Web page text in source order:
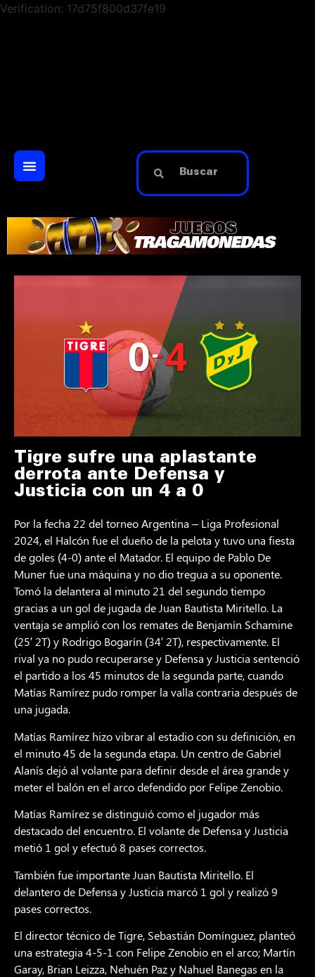
Verification: 17d75f800d37fe19
Tigre sufre una aplastante
derrota ante Defensa y
Justicia con un 4 a 0
Por la fecha 22 del torneo Argentina – Liga Profesional
2024, el Halcón fue el dueño de la pelota y tuvo una fiesta
de goles (4-0) ante el Matador. El equipo de Pablo De
Muner fue una máquina y no dio tregua a su oponente.
Tomó la delantera al minuto 21 del segundo tiempo
gracias a un gol de jugada de Juan Bautista Miritello. La
ventaja se amplió con los remates de Benjamín Schamine
(25′ 2T) y Rodrigo Bogarín (34′ 2T), respectivamente. El
rival ya no pudo recuperarse y Defensa y Justicia sentenció
el partido a los 45 minutos de la segunda parte, cuando
Matías Ramírez pudo romper la valla contraria después de
una jugada.
Matías Ramírez hizo vibrar al estadio con su definición, en
el minuto 45 de la segunda etapa. Un centro de Gabriel
Alanís dejó al volante para definir desde el área grande y
meter el balón en el arco defendido por Felipe Zenobio.
Matías Ramírez se distinguió como el jugador más
destacado del encuentro. El volante de Defensa y Justicia
metió 1 gol y efectuó 8 pases correctos.
También fue importante Juan Bautista Miritello. El
delantero de Defensa y Justicia marcó 1 gol y realizó 9
pases correctos.
El director técnico de Tigre, Sebastián Domínguez, planteó
una estrategia 4-5-1 con Felipe Zenobio en el arco; Martín
Garay, Brian Leizza, Nehuén Paz y Nahuel Banegas en la